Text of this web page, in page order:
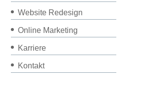
Website Redesign
Online Marketing
Karriere
Kontakt